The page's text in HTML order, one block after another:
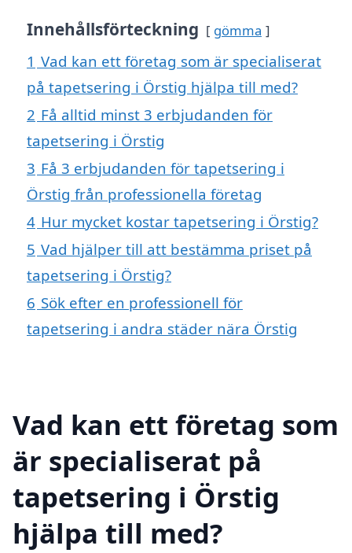
Innehållsförteckning gömma
1 Vad kan ett företag som är specialiserat
på tapetsering i Örstig hjälpa till med?
2 Få alltid minst 3 erbjudanden för
tapetsering i Örstig
3 Få 3 erbjudanden för tapetsering i
Örstig från professionella företag
4 Hur mycket kostar tapetsering i Örstig?
5 Vad hjälper till att bestämma priset på
tapetsering i Örstig?
6 Sök efter en professionell för
tapetsering i andra städer nära Örstig
Vad kan ett företag som
är specialiserat på
tapetsering i Örstig
hjälpa till med?